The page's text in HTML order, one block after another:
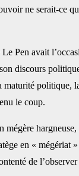
ne serait-ce
Pen avait
discours
politique,
le coup.
mégère
en « mégériat
de